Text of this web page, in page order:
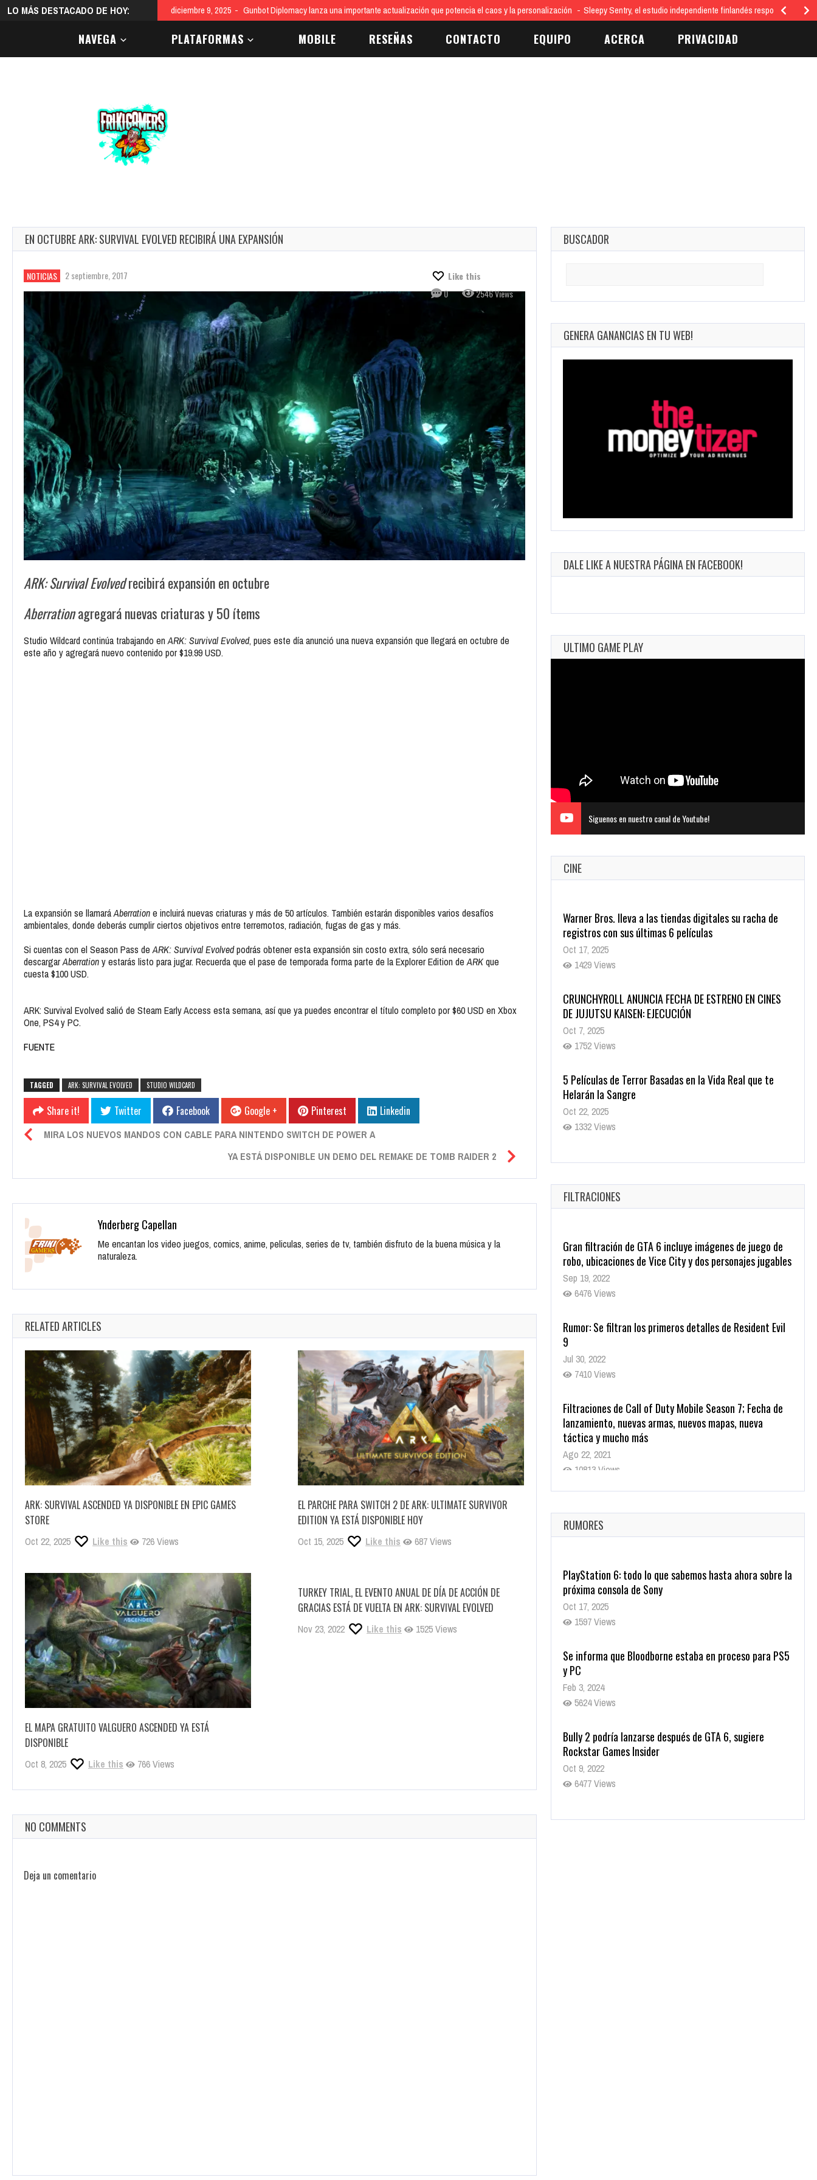
LO MÁS DESTACADO DE HOY: diciembre 9, 2025 Gunbot Diplomacy lanza una importante actualización que potencia el caos y la personalización Sleepy Sentry, el estudio independiente finlandés responsable del
NAVEGA PLATAFORMAS MOBILE RESEÑAS CONTACTO EQUIPO ACERCA PRIVACIDAD
EN OCTUBRE ARK: SURVIVAL EVOLVED RECIBIRÁ UNA EXPANSIÓN
NOTICIAS 2 septiembre, 2017
Like this
0
2546 Views
ARK: Survival Evolvedrecibirá expansión en octubre
Aberrationagregará nuevas criaturas y 50 ítems
Studio Wildcard continúa trabajando enARK: Survival Evolved, pues este día anunció una nueva expansión que llegará en octubre de
este año y agregará nuevo contenido por $19.99 USD.
La expansión se llamaráAberratione incluirá nuevas criaturas y más de 50 artículos. También estarán disponibles varios desafíos
ambientales, donde deberás cumplir ciertos objetivos entre terremotos, radiación, fugas de gas y más.
Si cuentas con el Season Pass deARK: Survival Evolvedpodrás obtener esta expansión sin costo extra, sólo será necesario
descargarAberrationy estarás listo para jugar. Recuerda que el pase de temporada forma parte de la Explorer Edition deARKque
cuesta $100 USD.
ARK: Survival Evolved salió de Steam Early Access esta semana, así que ya puedes encontrar el título completo por $60 USD en Xbox
One, PS4 y PC.
FUENTE
TAGGED ARK: SURVIVAL EVOLVED STUDIO WILDCARD
Share it! Twitter Facebook Google + Pinterest Linkedin
MIRA LOS NUEVOS MANDOS CON CABLE PARA NINTENDO SWITCH DE POWER A
YA ESTÁ DISPONIBLE UN DEMO DEL REMAKE DE TOMB RAIDER 2
Ynderberg Capellan
Me encantan los video juegos, comics, anime, peliculas, series de tv, también disfruto de la buena música y la
naturaleza.
RELATED ARTICLES
ARK: SURVIVAL ASCENDED YA DISPONIBLE EN EPIC GAMES
STORE
Oct 22, 2025 Like this 726 Views
EL PARCHE PARA SWITCH 2 DE ARK: ULTIMATE SURVIVOR
EDITION YA ESTÁ DISPONIBLE HOY
Oct 15, 2025 Like this 687 Views
EL MAPA GRATUITO VALGUERO ASCENDED YA ESTÁ
DISPONIBLE
Oct 8, 2025 Like this 766 Views
TURKEY TRIAL, EL EVENTO ANUAL DE DÍA DE ACCIÓN DE
GRACIAS ESTÁ DE VUELTA EN ARK: SURVIVAL EVOLVED
Nov 23, 2022 Like this 1525 Views
NO COMMENTS
Deja un comentario
BUSCADOR
GENERA GANANCIAS EN TU WEB!
DALE LIKE A NUESTRA PÁGINA EN FACEBOOK!
ULTIMO GAME PLAY
Siguenos en nuestro canal de Youtube!
CINE
Warner Bros. lleva a las tiendas digitales su racha de
registros con sus últimas 6 películas
Oct 17, 2025
1429 Views
CRUNCHYROLL ANUNCIA FECHA DE ESTRENO EN CINES
DE JUJUTSU KAISEN: EJECUCIÓN
Oct 7, 2025
1752 Views
5 Películas de Terror Basadas en la Vida Real que te
Helarán la Sangre
Oct 22, 2025
1332 Views
Revive el terror: El conjuro 4: Últimos ritos ya está
Oct 20, 2025
1373 Views
FILTRACIONES
Gran filtración de GTA 6 incluye imágenes de juego de
robo, ubicaciones de Vice City y dos personajes jugables
Sep 19, 2022
6476 Views
Rumor: Se filtran los primeros detalles de Resident Evil
9
Jul 30, 2022
7410 Views
Filtraciones de Call of Duty Mobile Season 7; Fecha de
lanzamiento, nuevas armas, nuevos mapas, nueva
táctica y mucho más
Ago 22, 2021
10813 Views
La configuración de Call of Duty 2021 aparentemente
Ago 8, 2021
9995 Views
RUMORES
PlayStation 6: todo lo que sabemos hasta ahora sobre la
próxima consola de Sony
Oct 17, 2025
1597 Views
Se informa que Bloodborne estaba en proceso para PS5
y PC
Feb 3, 2024
5624 Views
Bully 2 podría lanzarse después de GTA 6, sugiere
Rockstar Games Insider
Oct 9, 2022
6477 Views
Rumor: Se filtran los primeros detalles de Resident Evil